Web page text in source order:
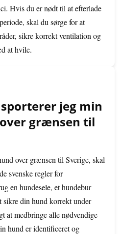
Hvis du er nødt til at efterlade
skal du sørge for at
sikre korrekt ventilation og
at hvile.
jeg min
grænsen til
over grænsen til Sverige, skal
svenske regler for
en hundesele, et hundebur
sikre din hund korrekt under
at medbringe alle nødvendige
hund er identificeret og